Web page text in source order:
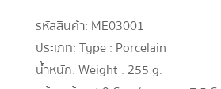
รหัสสินค้า: ME03001
ประเภท:Type : Porcelain
น้ำหนัก:Weight : 255 g.